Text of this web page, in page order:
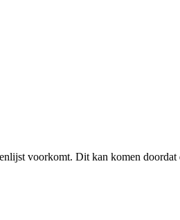
voorkomt. Dit kan komen